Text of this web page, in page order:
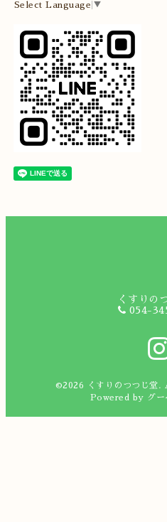
Select Language ▼
くすりの
054-
©2026 くすりのつつじ堂.
Powered by グー